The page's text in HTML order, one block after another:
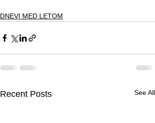
DNEVI MED LETOM
Recent Posts See All